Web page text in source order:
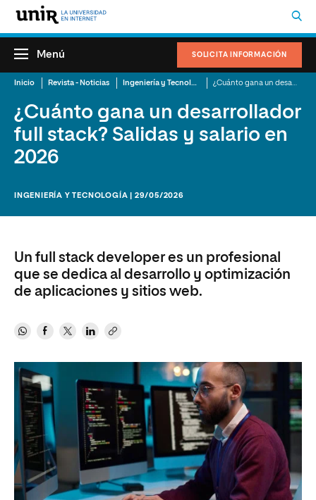
SOLICITA INFORMACIÓN
Menú
Inicio Revista - Noticias Ingeniería y Tecnología
¿Cuánto gana un desarrollador
full stack? Salidas y salario en
2026
INGENIERÍA Y TECNOLOGÍA | 29/05/2026
Un full stack developer es un profesional
que se dedica al desarrollo y optimización
de aplicaciones y sitios web.